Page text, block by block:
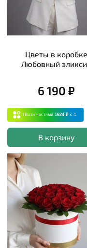
Цветы в коробке
Любовный
6 190 ₽
Плати частями 1624 ₽ x 4
В корзину